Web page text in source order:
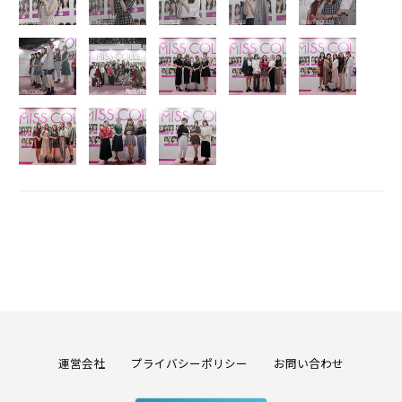
運営会社 プライバシーポリシー お問い合わせ